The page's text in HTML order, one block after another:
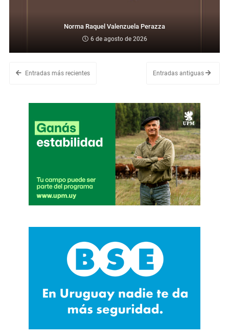
Norma Raquel Valenzuela Perazza
6 de agosto de 2026
Entradas más recientes Entradas antiguas